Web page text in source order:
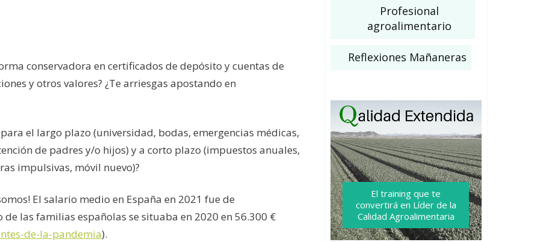
conservadora en certificados de depósito y cuentas de
y otros valores? ¿Te arriesgas apostando en
el largo plazo (universidad, bodas, emergencias médicas,
de padres y/o hijos) y a corto plazo (impuestos anuales,
impulsivas, móvil nuevo)?
El salario medio en España en 2021 fue de
las familias españolas se situaba en 2020 en 56.300 €
de-la-pandemia).
Profesional
agroalimentario
Reflexiones Mañaneras
El training que te
convertirá en Líder de la
Calidad Agroalimentaria